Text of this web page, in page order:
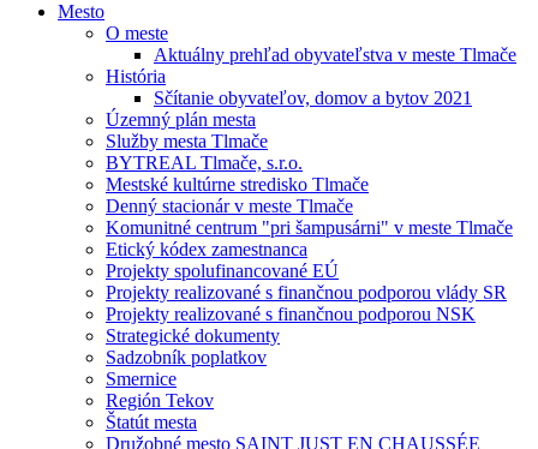
Mesto
O meste
Aktuálny prehľad obyvateľstva v meste Tlmače
História
Sčítanie obyvateľov, domov a bytov 2021
Územný plán mesta
Služby mesta Tlmače
BYTREAL Tlmače, s.r.o.
Mestské kultúrne stredisko Tlmače
Denný stacionár v meste Tlmače
Komunitné centrum "pri šampusárni" v meste Tlmače
Etický kódex zamestnanca
Projekty spolufinancované EÚ
Projekty realizované s finančnou podporou vlády SR
Projekty realizované s finančnou podporou NSK
Strategické dokumenty
Sadzobník poplatkov
Smernice
Región Tekov
Štatút mesta
Družobné mesto SAINT JUST EN CHAUSSÉE